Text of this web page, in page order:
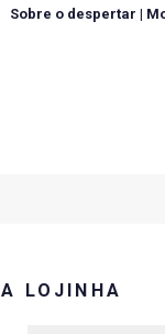
Next
Sobre o despertar |
LOJINHA